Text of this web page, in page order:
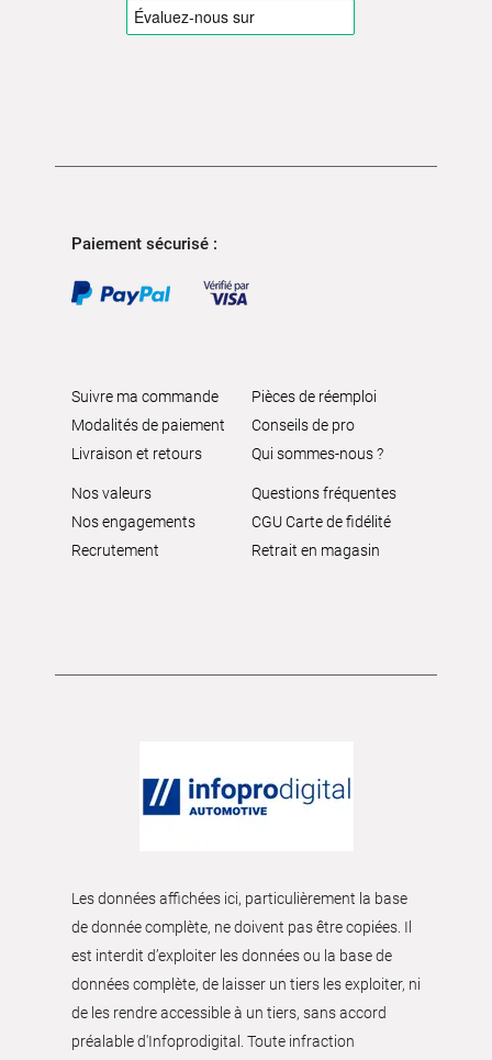
Paiement sécurisé :
Suivre ma commande
Modalités de paiement
Livraison et retours
Pièces de réemploi
Conseils de pro
Qui sommes-nous ?
Nos valeurs
Nos engagements
Recrutement
Questions fréquentes
CGU Carte de fidélité
Retrait en magasin
Les données affichées ici, particulièrement la base
de donnée complète, ne doivent pas être copiées. Il
est interdit d’exploiter les données ou la base de
données complète, de laisser un tiers les exploiter, ni
de les rendre accessible à un tiers, sans accord
préalable d'Infoprodigital. Toute infraction